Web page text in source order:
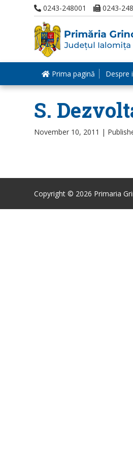
0243-248001 0243-
Prima pagină Despre
S.
November 10, 2011 |
Copyright © 2026 Primaria